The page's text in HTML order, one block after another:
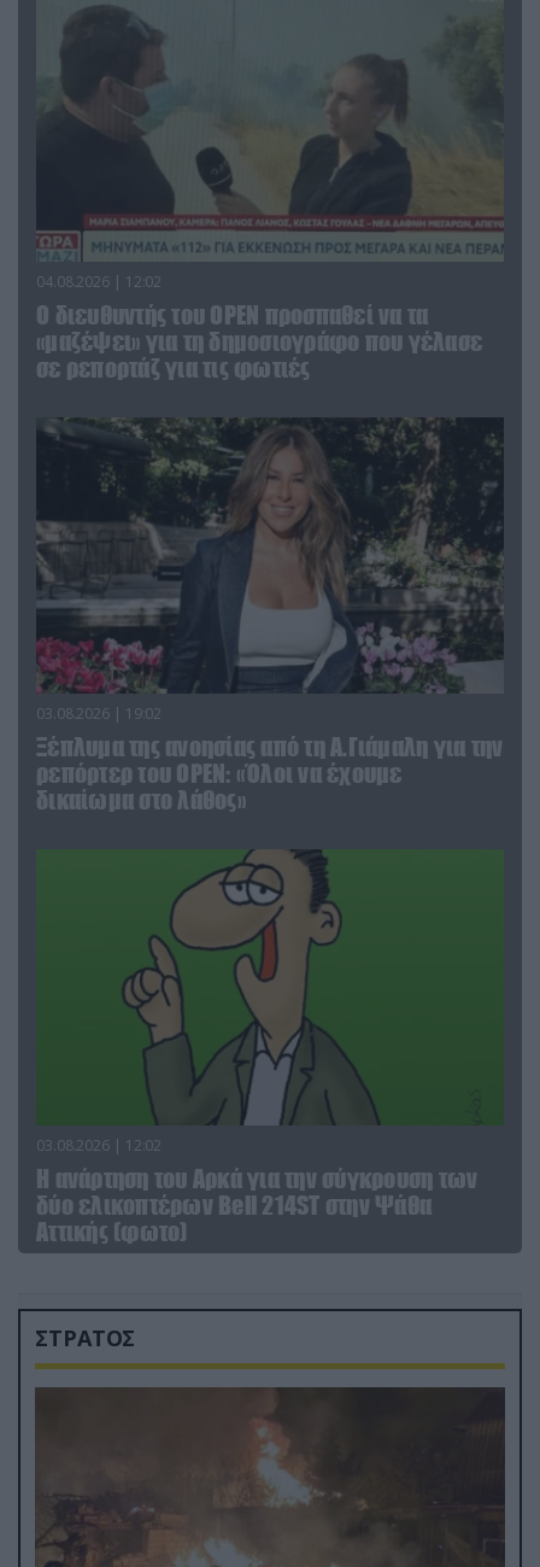
04.08.2026 | 12:02
O διευθυντής του OPEN προσπαθεί να τα
«μαζέψει» για τη δημοσιογράφο που γέλασε
σε ρεπορτάζ για τις φωτιές
03.08.2026 | 19:02
Ξέπλυμα της ανοησίας από τη Α.Γιάμαλη για την
ρεπόρτερ του ΟΡΕΝ: «Όλοι να έχουμε
δικαίωμα στο λάθος»
03.08.2026 | 12:02
Η ανάρτηση του Αρκά για την σύγκρουση των
δύο ελικοπτέρων Bell 214ST στην Ψάθα
Αττικής (φωτο)
ΣΤΡΑΤΟΣ